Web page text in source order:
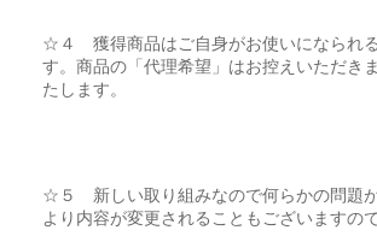
☆４ 獲得商品はご自身がお使いになられ
す。商品の「代理希望」はお控えいただき
たします。
☆５ 新しい取り組みなので何らかの問題
より内容が変更されることもございますの